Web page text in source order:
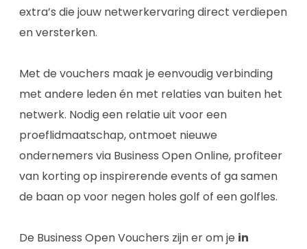
extra’s die jouw netwerkervaring direct verdiepen
en versterken.
Met de vouchers maak je eenvoudig verbinding
met andere leden én met relaties van buiten het
netwerk. Nodig een relatie uit voor een
proeflidmaatschap, ontmoet nieuwe
ondernemers via Business Open Online, profiteer
van korting op inspirerende events of ga samen
de baan op voor negen holes golf of een golfles.
De Business Open Vouchers zijn er om je in